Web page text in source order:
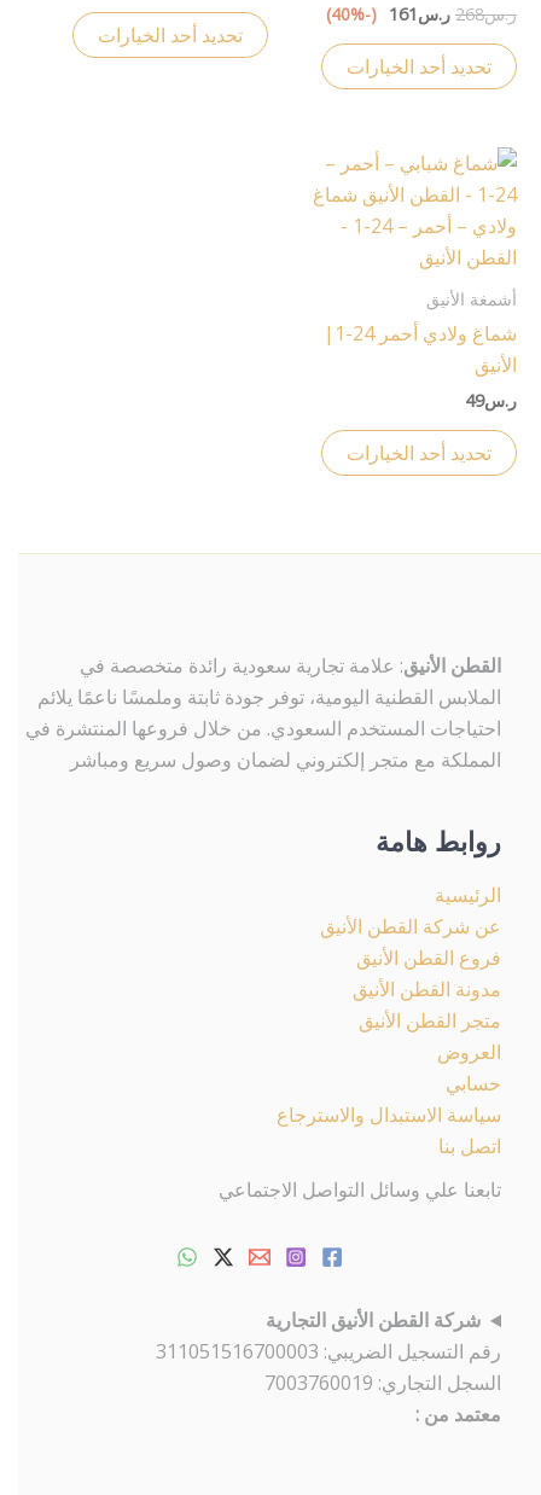
ر.س268 ر.س161
(-40%)
تحديد أحد الخيارات
يمكن
صفحة
المنتج
تحديد أحد الخيارات
المنتج.
أشمغة الأنيق
شماغ ولادي أحمر 24-1|
الأنيق
ر.س49
تحديد أحد الخيارات
العديد
الخيارات
القطن الأنيق: علامة تجارية سعودية رائدة متخصصة في
الملابس القطنية اليومية، توفر جودة ثابتة وملمسًا ناعمًا يلائم
احتياجات المستخدم السعودي. من خلال فروعها المنتشرة في
المملكة مع متجر إلكتروني لضمان وصول سريع ومباشر
روابط هامة
الرئيسية
عن شركة القطن الأنيق
فروع القطن الأنيق
مدونة القطن الأنيق
متجر القطن الأنيق
العروض
حسابي
سياسة الاستبدال والاسترجاع
اتصل بنا
تابعنا علي وسائل التواصل الاجتماعي
شركة القطن الأنيق التجارية
رقم التسجيل الضريبي: 311051516700003
السجل التجاري: 7003760019
معتمد من :